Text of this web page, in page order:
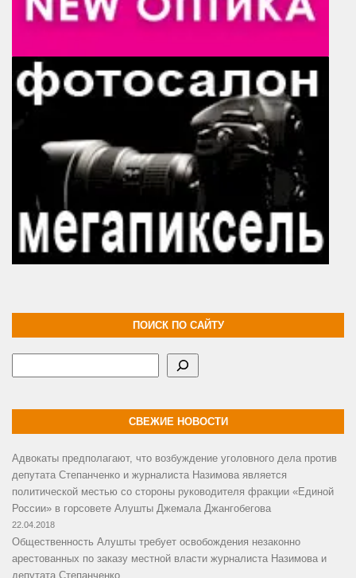
ПОИСК ПО САЙТУ
СВЕЖИЕ НОВОСТИ
Адвокаты предполагают, что возбуждение уголовного дела против
депутата Степанченко и журналиста Назимова является
политической местью со стороны руководителя фракции «Единой
России» в горсовете Алушты Джемала Джангобегова
22.04.2018
Общественность Алушты требует освобождения незаконно
арестованных по заказу местной власти журналиста Назимова и
депутата Степанченко